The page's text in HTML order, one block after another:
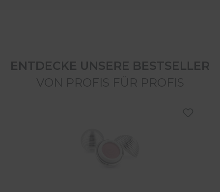
ENTDECKE UNSERE BESTSELLER
VON PROFIS FÜR PROFIS